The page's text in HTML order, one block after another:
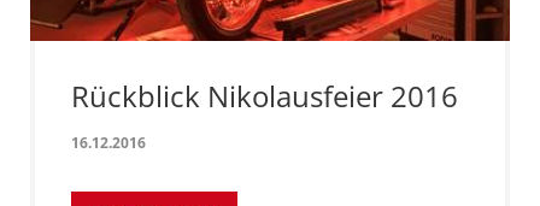
Rückblick Nikolausfeier 2016
16.12.2016